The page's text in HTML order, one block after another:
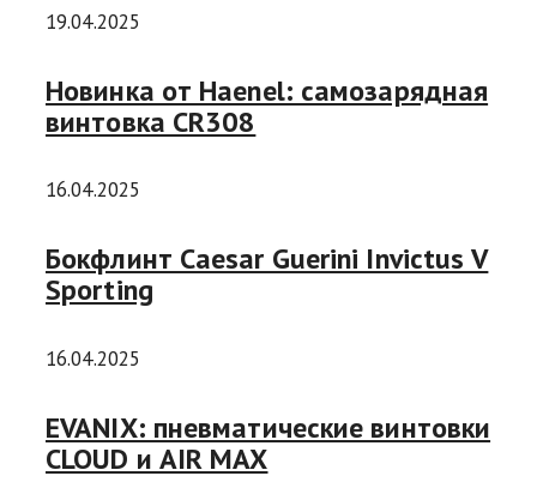
19.04.2025
Новинка от Haenel: самозарядная
винтовка CR308
16.04.2025
Бокфлинт Caesar Guerini Invictus V
Sporting
16.04.2025
EVANIX: пневматические винтовки
CLOUD и AIR MAX